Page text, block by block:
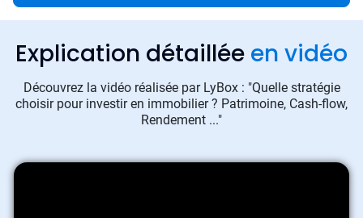
Explication détaillée en vidéo
Découvrez la vidéo réalisée par LyBox : "Quelle stratégie
choisir pour investir en immobilier ? Patrimoine, Cash-flow,
Rendement ..."